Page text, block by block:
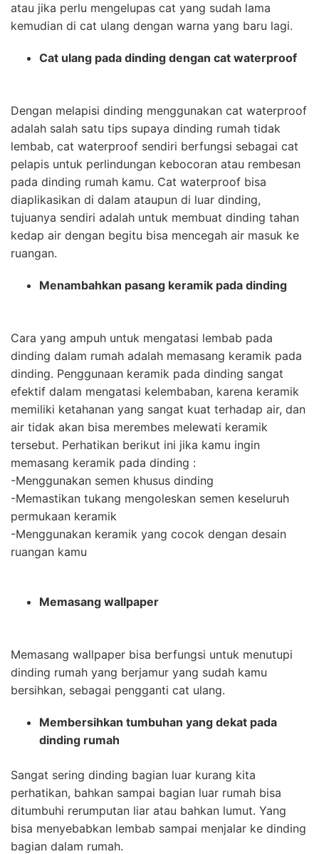
atau jika perlu mengelupas cat yang sudah lama
kemudian di cat ulang dengan warna yang baru lagi.
Cat ulang pada dinding dengan cat waterproof
Dengan melapisi dinding menggunakan cat waterproof
adalah salah satu tips supaya dinding rumah tidak
lembab, cat waterproof sendiri berfungsi sebagai cat
pelapis untuk perlindungan kebocoran atau rembesan
pada dinding rumah kamu. Cat waterproof bisa
diaplikasikan di dalam ataupun di luar dinding,
tujuanya sendiri adalah untuk membuat dinding tahan
kedap air dengan begitu bisa mencegah air masuk ke
ruangan.
Menambahkan pasang keramik pada dinding
Cara yang ampuh untuk mengatasi lembab pada
dinding dalam rumah adalah memasang keramik pada
dinding. Penggunaan keramik pada dinding sangat
efektif dalam mengatasi kelembaban, karena keramik
memiliki ketahanan yang sangat kuat terhadap air, dan
air tidak akan bisa merembes melewati keramik
tersebut. Perhatikan berikut ini jika kamu ingin
memasang keramik pada dinding :
-Menggunakan semen khusus dinding
-Memastikan tukang mengoleskan semen keseluruh
permukaan keramik
-Menggunakan keramik yang cocok dengan desain
ruangan kamu
Memasang wallpaper
Memasang wallpaper bisa berfungsi untuk menutupi
dinding rumah yang berjamur yang sudah kamu
bersihkan, sebagai pengganti cat ulang.
Membersihkan tumbuhan yang dekat pada
dinding rumah
Sangat sering dinding bagian luar kurang kita
perhatikan, bahkan sampai bagian luar rumah bisa
ditumbuhi rerumputan liar atau bahkan lumut. Yang
bisa menyebabkan lembab sampai menjalar ke dinding
bagian dalam rumah.